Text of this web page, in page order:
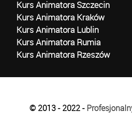
Kurs Animatora Szczecin
Kurs Animatora Kraków
Kurs Animatora Lublin
Kurs Animatora Rumia
Kurs Animatora Rzeszów
© 2013 - 2022 -